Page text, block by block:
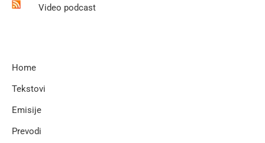
Video podcast
Home
Tekstovi
Emisije
Prevodi